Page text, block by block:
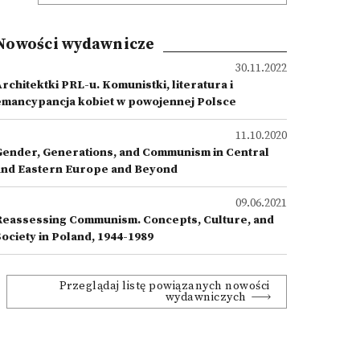
wydawnicze
30.11.2022
PRL-u. Komunistki, literatura i
kobiet w powojennej Polsce
11.10.2020
Generations, and Communism in Central
Eastern Europe and Beyond
09.06.2021
Communism. Concepts, Culture, and
in Poland, 1944-1989
Przeglądaj listę powiązanych nowości
wydawniczych